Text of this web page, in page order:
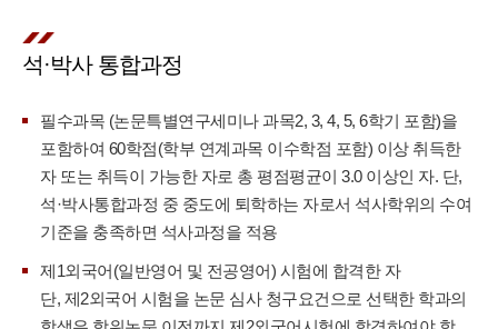
석·박사 통합과정
필수과목 (논문특별연구세미나 과목2, 3, 4, 5, 6학기 포함)을
포함하여 60학점(학부 연계과목 이수학점 포함) 이상 취득한
자 또는 취득이 가능한 자로 총 평점평균이 3.0 이상인 자. 단,
석·박사통합과정 중 중도에 퇴학하는 자로서 석사학위의 수여
기준을 충족하면 석사과정을 적용
제1외국어(일반영어 및 전공영어) 시험에 합격한 자
단, 제2외국어 시험을 논문 심사 청구요건으로 선택한 학과의